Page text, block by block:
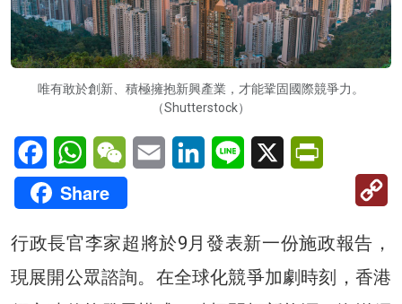
唯有敢於創新、積極擁抱新興產業，才能鞏固國際競爭力。
（Shutterstock）
FacebookWhatsAppWeChatEmail LinkedInLine X
Share
行政長官李家超將於9月發表新一份施政報告，
現展開公眾諮詢。在全球化競爭加劇時刻，香港